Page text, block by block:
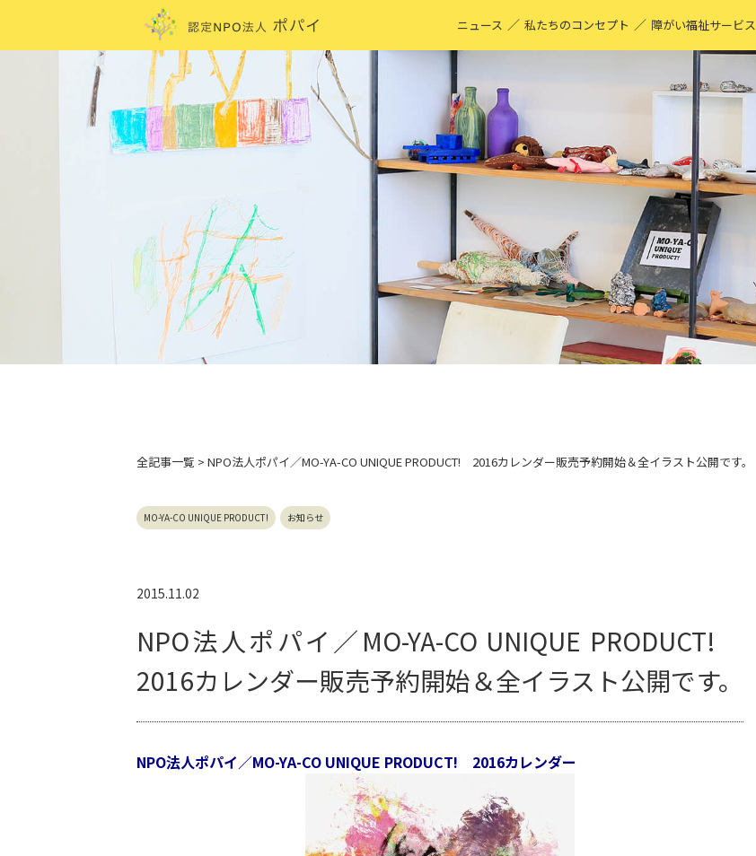
ニュース ／ 私たちのコンセプト ／ 障がい福祉サービス
全記事一覧 > NPO法人ポパイ／MO-YA-CO UNIQUE PRODUCT! 2016カレンダー販売予約開始＆全イラスト公開です。
MO-YA-CO UNIQUE PRODUCT! お知らせ
2015.11.02
NPO法人ポパイ／MO-YA-CO UNIQUE PRODUCT!
2016カレンダー販売予約開始＆全イラスト公開です。
NPO法人ポパイ／MO-YA-CO UNIQUE PRODUCT! 2016カレンダー